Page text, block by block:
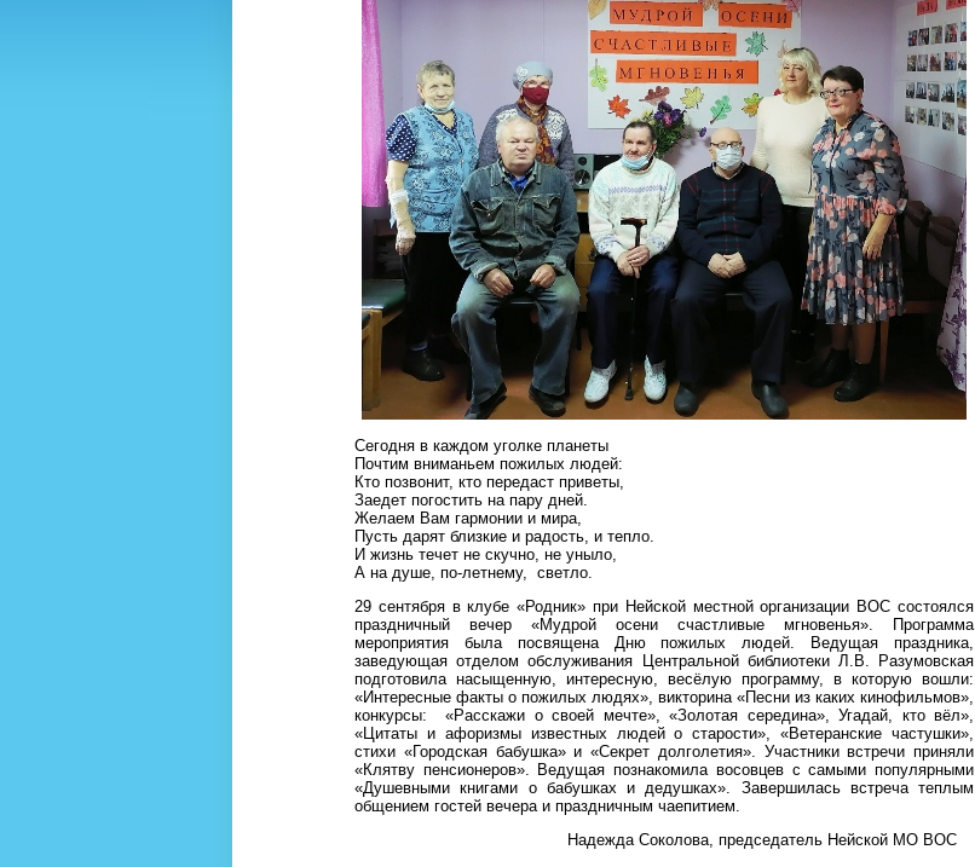
Сегодня в каждом уголке планеты
Почтим вниманьем пожилых людей:
Кто позвонит, кто передаст приветы,
Заедет погостить на пару дней.
Желаем Вам гармонии и мира,
Пусть дарят близкие и радость, и тепло.
И жизнь течет не скучно, не уныло,
А на душе, по-летнему, светло.
29 сентября в клубе «Родник» при Нейской местной организации ВОС состоялся
праздничный вечер «Мудрой осени счастливые мгновенья». Программа
мероприятия была посвящена Дню пожилых людей. Ведущая праздника,
заведующая отделом обслуживания Центральной библиотеки Л.В. Разумовская
подготовила насыщенную, интересную, весёлую программу, в которую вошли:
«Интересные факты о пожилых людях», викторина «Песни из каких кинофильмов»,
конкурсы: «Расскажи о своей мечте», «Золотая середина», Угадай, кто вёл»,
«Цитаты и афоризмы известных людей о старости», «Ветеранские частушки»,
стихи «Городская бабушка» и «Секрет долголетия». Участники встречи приняли
«Клятву пенсионеров». Ведущая познакомила восовцев с самыми популярными
«Душевными книгами о бабушках и дедушках». Завершилась встреча теплым
общением гостей вечера и праздничным чаепитием.
Надежда Соколова, председатель Нейской МО ВОС